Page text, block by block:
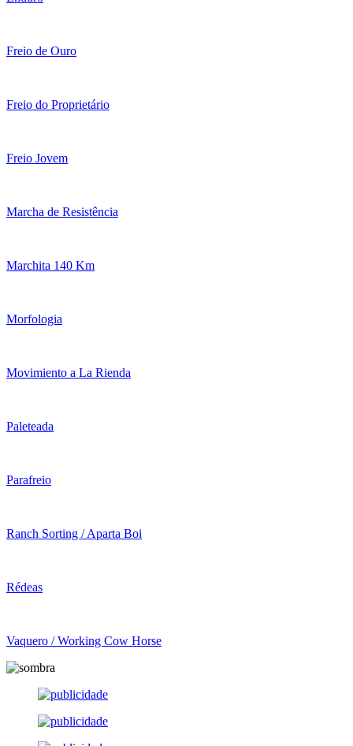
Freio de Ouro
Freio do Proprietário
Freio Jovem
Marcha de Resistência
Marchita 140 Km
Morfologia
Movimiento a La Rienda
Paleteada
Parafreio
Ranch Sorting / Aparta Boi
Rédeas
Vaquero / Working Cow Horse